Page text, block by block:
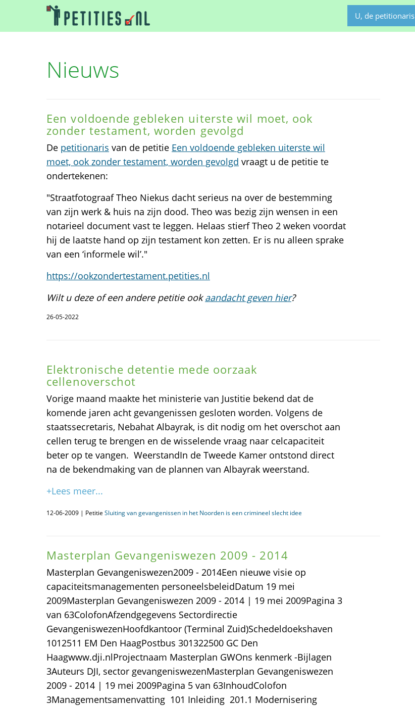
U, de petitionaris
Nieuws
Een voldoende gebleken uiterste wil moet, ook
zonder testament, worden gevolgd
De petitionaris van de petitie Een voldoende gebleken uiterste wil
moet, ook zonder testament, worden gevolgd vraagt u de petitie te
ondertekenen:
"Straatfotograaf Theo Niekus dacht serieus na over de bestemming
van zijn werk & huis na zijn dood. Theo was bezig zijn wensen in een
notarieel document vast te leggen. Helaas stierf Theo 2 weken voordat
hij de laatste hand op zijn testament kon zetten. Er is nu alleen sprake
van een ‘informele wil’."
https://ookzondertestament.petities.nl
Wilt u deze of een andere petitie ookaandacht geven hier?
26-05-2022
Elektronische detentie mede oorzaak
cellenoverschot
Vorige maand maakte het ministerie van Justitie bekend dat de
komende jaren acht gevangenissen gesloten worden. Volgens de
staatssecretaris, Nebahat Albayrak, is dit nodig om het overschot aan
cellen terug te brengen en de wisselende vraag naar celcapaciteit
beter op te vangen. WeerstandIn de Tweede Kamer ontstond direct
na de bekendmaking van de plannen van Albayrak weerstand.
+Lees meer...
12-06-2009 | Petitie Sluiting van gevangenissen in het Noorden is een crimineel slecht idee
Masterplan Gevangeniswezen 2009 - 2014
Masterplan Gevangeniswezen2009 - 2014Een nieuwe visie op
capaciteitsmanagementen personeelsbeleidDatum 19 mei
2009Masterplan Gevangeniswezen 2009 - 2014 | 19 mei 2009Pagina 3
van 63ColofonAfzendgegevens Sectordirectie
GevangeniswezenHoofdkantoor (Terminal Zuid)Schedeldoekshaven
1012511 EM Den HaagPostbus 301322500 GC Den
Haagwww.dji.nlProjectnaam Masterplan GWOns kenmerk -Bijlagen
3Auteurs DJI, sector gevangeniswezenMasterplan Gevangeniswezen
2009 - 2014 | 19 mei 2009Pagina 5 van 63InhoudColofon 
3Managementsamenvatting  101 Inleiding  201.1 Modernisering